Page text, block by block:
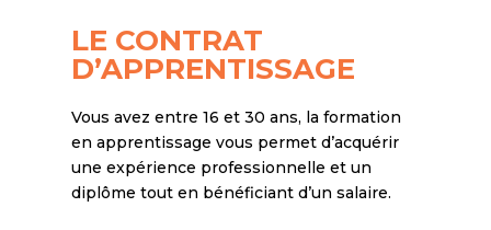
LE CONTRAT
D’APPRENTISSAGE
Vous avez entre 16 et 30 ans, la formation
en apprentissage vous permet d’acquérir
une expérience professionnelle et un
diplôme tout en bénéficiant d’un salaire.